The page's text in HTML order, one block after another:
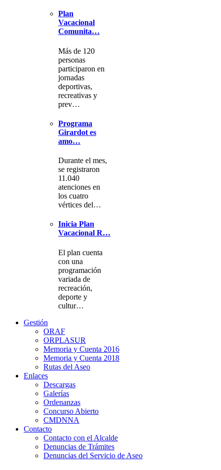
Plan
Vacacional
Comunita…
Más de 120
personas
participaron en
jornadas
deportivas,
recreativas y
prev…
Programa
Girardot es
amo…
Durante el mes,
se registraron
11.040
atenciones en
los cuatro
vértices del…
Inicia Plan
Vacacional R…
El plan cuenta
con una
programación
variada de
recreación,
deporte y
cultur…
Gestión
ORAF
ORPLASUR
Memoria y Cuenta 2016
Memoria y Cuenta 2018
Rutas del Aseo
Enlaces
Descargas
Galerías
Ordenanzas
Concurso Abierto
CMDNNA
Contacto
Contacto con el Alcalde
Denuncias de Trámites
Denuncias del Servicio de Aseo